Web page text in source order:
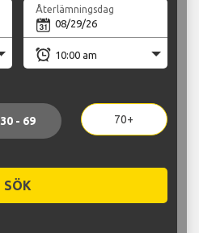
Återlämningsdag
30 - 69 70+
SÖK